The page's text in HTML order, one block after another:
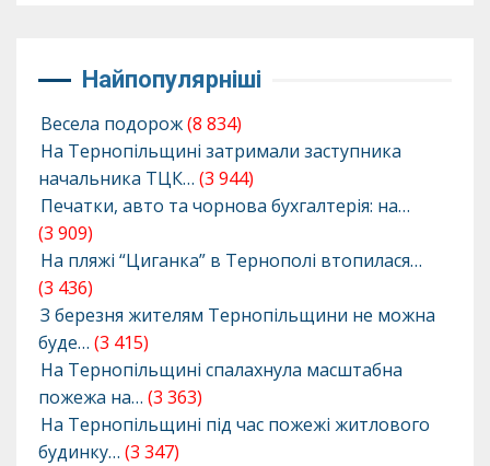
Найпопулярніші
Весела подорож(8 834)
На Тернопільщині затримали заступника
начальника ТЦК… (3 944)
Печатки, авто та чорнова бухгалтерія: на…
(3 909)
На пляжі “Циганка” в Тернополі втопилася…
(3 436)
З березня жителям Тернопільщини не можна
буде… (3 415)
На Тернопільщині спалахнула масштабна
пожежа на… (3 363)
На Тернопільщині під час пожежі житлового
будинку… (3 347)